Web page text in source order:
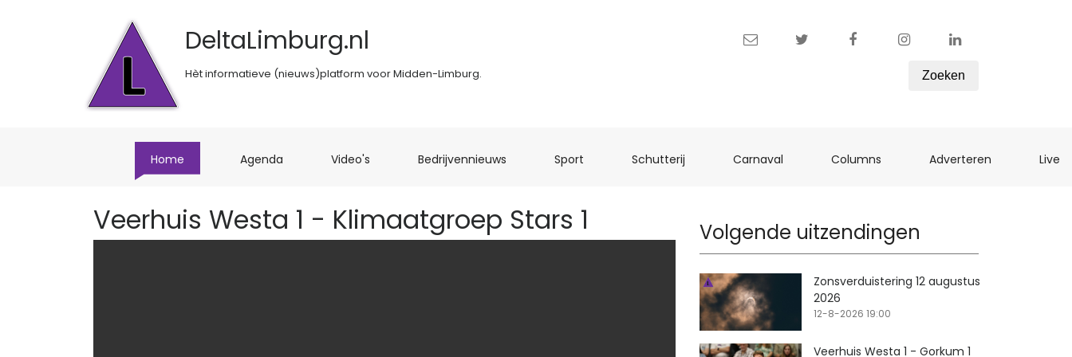
DeltaLimburg.nl
Hèt informatieve (nieuws)platform voor Midden-Limburg. Zoeken
Home Agenda (current)Video's (current)Bedrijvennieuws (current)Sport (current)Schutterij (current)Carnaval (current)Columns (current)Adverteren (current)Live
Veerhuis Westa 1 - Klimaatgroep Stars 1 Volgende uitzendingen
Zonsverduistering 12 augustus
2026
12-8-2026 19:00
Veerhuis Westa 1 - Gorkum 1